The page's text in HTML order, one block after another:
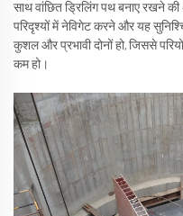
साथ वांछित ड्रिलिंग पथ बनाए रखने
परिदृश्यों में नेविगेट करने और यह
कुशल और प्रभावी दोनों हो, जिससे
कम हो।